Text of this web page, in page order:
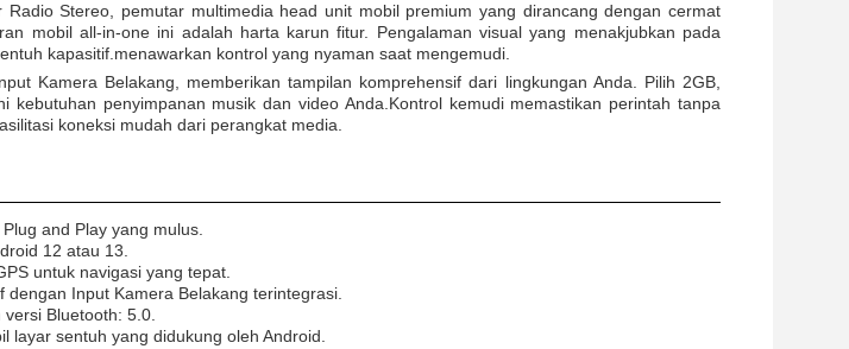
Radio Stereo, pemutar multimedia head unit mobil premium yang dirancang dengan cermat
mobil all-in-one ini adalah harta karun fitur. Pengalaman visual yang menakjubkan pada
kapasitif.menawarkan kontrol yang nyaman saat mengemudi.
Kamera Belakang, memberikan tampilan komprehensif dari lingkungan Anda. Pilih 2GB,
kebutuhan penyimpanan musik dan video Anda.Kontrol kemudi memastikan perintah tanpa
koneksi mudah dari perangkat media.
and Play yang mulus.
12 atau 13.
untuk navigasi yang tepat.
Input Kamera Belakang terintegrasi.
Bluetooth: 5.0.
layar sentuh yang didukung oleh Android.